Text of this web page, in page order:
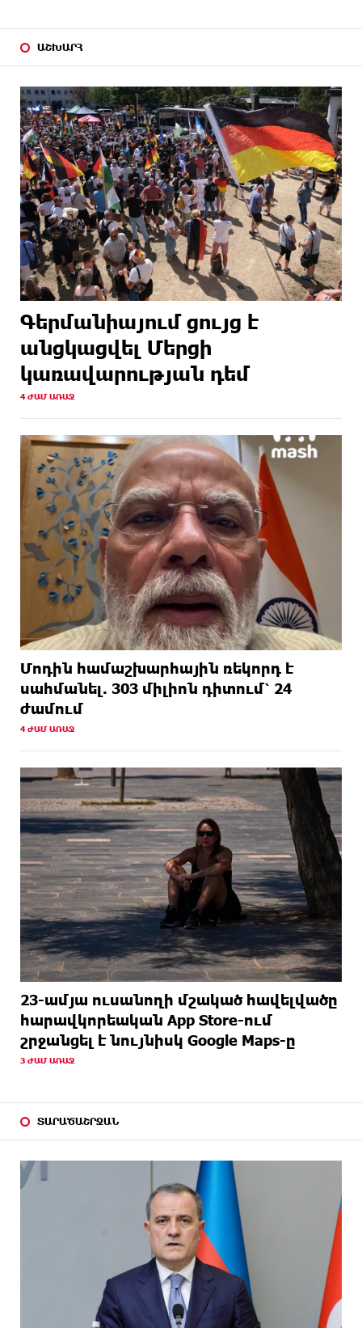
ԱՇԽԱՐՀ
Գերմանիայում ցույց է
անցկացվել Մերցի
կառավարության դեմ
4 ԺԱՄ ԱՌԱՋ
Մոդին համաշխարհային ռեկորդ է
սահմանել. 303 միլիոն դիտում՝ 24
ժամում
4 ԺԱՄ ԱՌԱՋ
23-ամյա ուսանողի մշակած հավելվածը
հարավկորեական App Store-ում
շրջանցել է նույնիսկ Google Maps-ը
3 ԺԱՄ ԱՌԱՋ
ՏԱՐԱԾԱՇՐՋԱՆ